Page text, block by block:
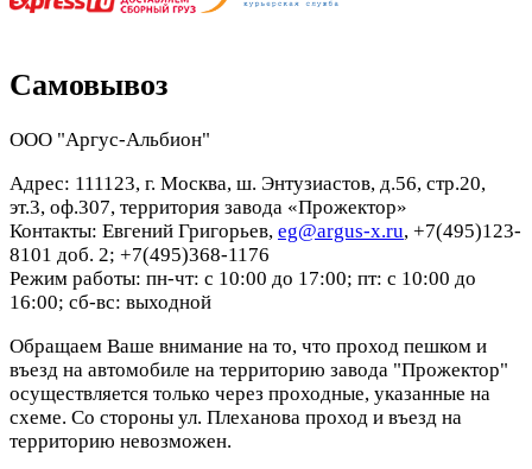
Самовывоз
ООО "Аргус-Альбион"
Адрес: 111123, г. Москва, ш. Энтузиастов, д.56, стр.20,
эт.3, оф.307, территория завода «Прожектор»
Контакты: Евгений Григорьев, eg@argus-x.ru, +7(495)123-
8101 доб. 2; +7(495)368-1176
Режим работы: пн-чт: с 10:00 до 17:00; пт: с 10:00 до
16:00; сб-вс: выходной
Обращаем Ваше внимание на то, что проход пешком и
въезд на автомобиле на территорию завода "Прожектор"
осуществляется только через проходные, указанные на
схеме. Со стороны ул. Плеханова проход и въезд на
территорию невозможен.